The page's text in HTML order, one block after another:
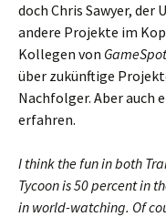
doch Chris Sawyer, der
andere Projekte im
Kollegen von
über zukünftige
Nachfolger. Aber auch
erfahren.
I think the fun in both
Tycoon is 50 percent in
in world-watching. Of